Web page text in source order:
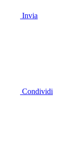
Invia
Condividi